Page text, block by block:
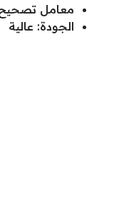
معامل
الجودة: عالية